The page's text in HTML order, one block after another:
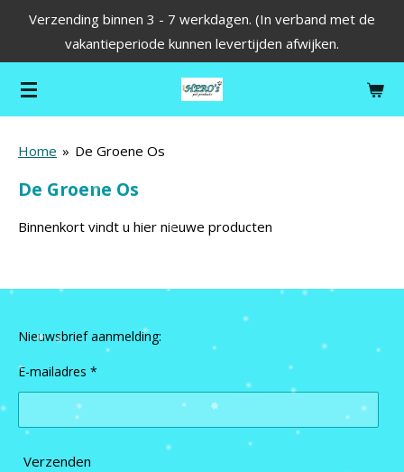
de
hoofdinhoud
Verzending binnen 3 - 7 werkdagen. (In verband met de
vakantieperiode kunnen levertijden afwijken.
Home » De Groene Os
De Groene Os
Binnenkort vindt u hier nieuwe producten
Nieuwsbrief aanmelding:
E-mailadres *
Verzenden